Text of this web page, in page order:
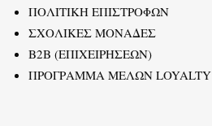
ΠΟΛΙΤΙΚΗ ΕΠΙΣΤΡΟΦΩΝ
ΣΧΟΛΙΚΕΣ ΜΟΝΑΔΕΣ
B2B (ΕΠΙΧΕΙΡΗΣΕΩΝ)
ΠΡΟΓΡΑΜΜΑ ΜΕΛΩΝ LOYALTY